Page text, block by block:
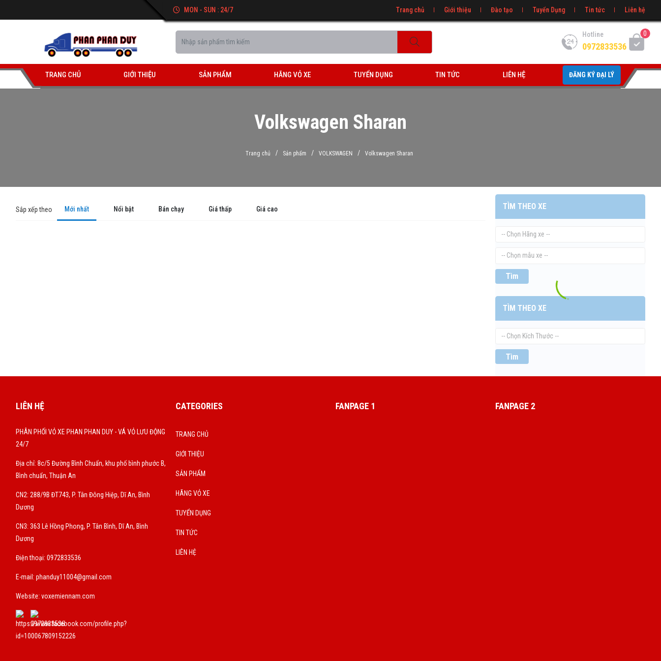
MON - SUN : 24/7 Trang chủ Giới thiệu Đào tạo Tuyển Dụng Tin tức Liên hệ
Hotline
0972833536
0
TRANG CHỦ GIỚI THIỆU SẢN PHẨM HÃNG VỎ XE TUYỂN DỤNG TIN TỨC LIÊN HỆ ĐĂNG KÝ ĐẠI LÝ
Volkswagen Sharan
Trang chủ / Sản phẩm / VOLKSWAGEN / Volkswagen Sharan
Sắp xếp theo Mới nhất Nổi bật Bán chạy Giá thấp Giá cao TÌM THEO XE
Tìm
TÌM THEO XE
Tìm
LIÊN HỆ
PHÂN PHỐI VỎ XE PHAN PHAN DUY - VÁ VỎ LƯU ĐỘNG
24/7
Địa chỉ: 8c/5 Đường Bình Chuẩn, khu phố bình phước B,
Bình chuẩn, Thuận An
CN2: 288/9B ĐT743, P. Tân Đông Hiệp, Dĩ An, Bình
Dương
CN3: 363 Lê Hồng Phong, P. Tân Bình, Dĩ An, Bình
Dương
Điện thoại: 0972833536
E-mail: phanduy11004@gmail.com
Website: voxemiennam.com
CATEGORIES
TRANG CHỦ
GIỚI THIỆU
SẢN PHẨM
HÃNG VỎ XE
TUYỂN DỤNG
TIN TỨC
LIÊN HỆ
FANPAGE 1 FANPAGE 2